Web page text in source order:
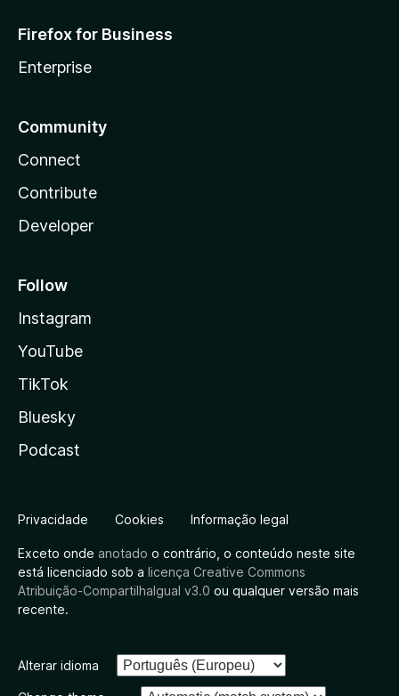
Firefox for Business
Enterprise
Community
Connect
Contribute
Developer
Follow
Instagram
YouTube
TikTok
Bluesky
Podcast
Privacidade Cookies Informação legal
Exceto onde anotado o contrário, o conteúdo neste site
está licenciado sob a licença Creative Commons
Atribuição-CompartilhaIgual v3.0 ou qualquer versão mais
recente.
Alterar idioma